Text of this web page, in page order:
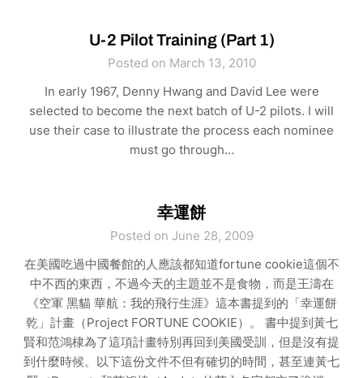
U-2 Pilot Training (Part 1)
Posted on March 13, 2010
In early 1967, Denny Hwang and David Lee were
selected to become the next batch of U-2 pilots. I will
use their case to illustrate the process each nominee
must go through…
幸運餅
Posted on June 28, 2009
在美國吃過中國餐館的人應該都知道fortune cookie這個不
中不西的東西，不過今天的主題並不是食物，而是王濤在
《空軍 黑貓 華航：我的飛行生涯》這本書提到的「幸運餅
乾」計畫（Project FORTUNE COOKIE）。 書中提到黃七
賢和范鴻棣為了這項計畫特別再回到美國受訓，但是沒有提
到什麼時候。以下這份文件不但有確切的時間，甚至連黃七